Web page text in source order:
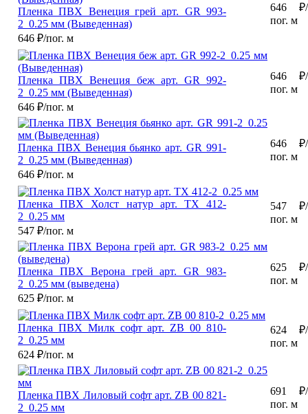
Пленка ПВХ Венеция грей арт. GR 993-
2_0.25 мм (Выведенная)
646 ₽/пог. м
646 ₽/
пог. м
Пленка ПВХ Венеция беж арт. GR 992-
2_0.25 мм (Выведенная)
646 ₽/пог. м
646 ₽/
пог. м
Пленка ПВХ Венеция бьянко арт. GR 991-
2_0.25 мм (Выведенная)
646 ₽/пог. м
646 ₽/
пог. м
Пленка ПВХ Холст натур арт. TX 412-
2_0.25 мм
547 ₽/пог. м
547 ₽/
пог. м
Пленка ПВХ Верона грей арт. GR 983-
2_0.25 мм (выведена)
625 ₽/пог. м
625 ₽/
пог. м
Пленка ПВХ Милк софт арт. ZB 00 810-
2_0.25 мм
624 ₽/пог. м
624 ₽/
пог. м
Пленка ПВХ Лиловый софт арт. ZB 00 821-
2_0.25 мм
691 ₽/
пог. м